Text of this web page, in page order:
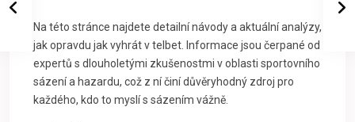
Na této stránce najdete detailní návody a aktuální analýzy,
jak opravdu jak vyhrát v telbet. Informace jsou čerpané od
expertů s dlouholetými zkušenostmi v oblasti sportovního
sázení a hazardu, což z ní činí důvěryhodný zdroj pro
každého, kdo to myslí s sázením vážně.